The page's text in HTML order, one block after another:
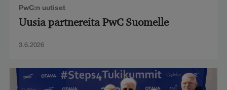
PwC:n uutiset
Uusia partnereita PwC Suomelle
3.6.2026